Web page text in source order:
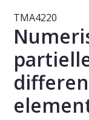
Emne -
TMA4220